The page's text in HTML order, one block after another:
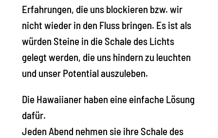
Erfahrungen, die uns blockieren bzw. wir
nicht wieder in den Fluss bringen. Es ist als
würden Steine in die Schale des Lichts
gelegt werden, die uns hindern zu leuchten
und unser Potential auszuleben.
Die Hawaiianer haben eine einfache Lösung
dafür.
Jeden Abend nehmen sie ihre Schale des